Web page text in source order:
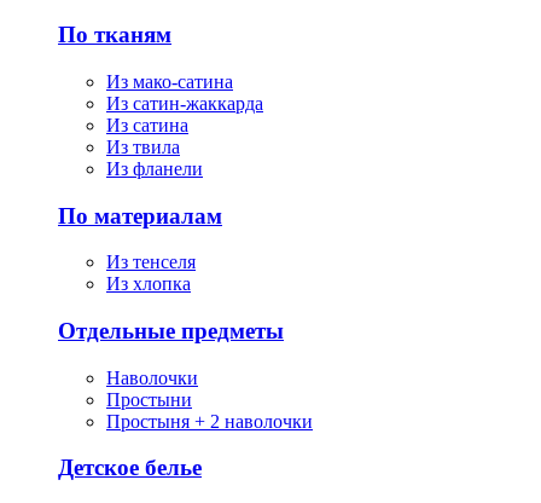
По тканям
Из мако-сатина
Из сатин-жаккарда
Из сатина
Из твила
Из фланели
По материалам
Из тенселя
Из хлопка
Отдельные предметы
Наволочки
Простыни
Простыня + 2 наволочки
Детское белье